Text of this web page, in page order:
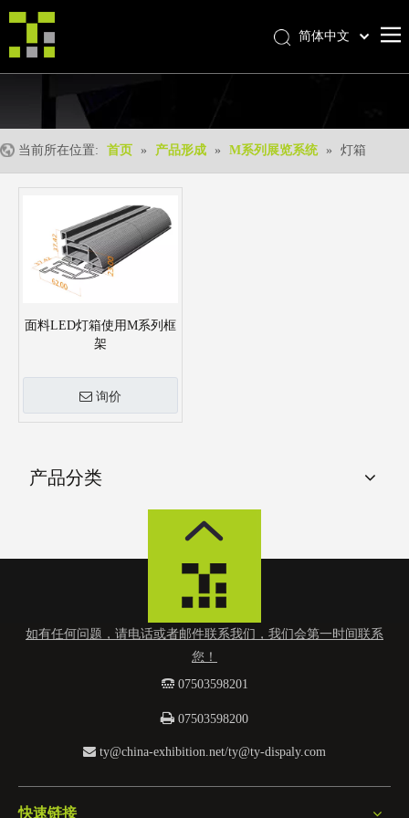
产品中心
产品形成
我们的优势
优质服务
新闻中心
联系我们
简体中文
日本語
Pусский
当前所在位置: 首页 » 产品形成 » M系列展览系统 » 灯箱
面料LED灯箱使用M系列框
架
询价
产品分类
如有任何问题，请电话或者邮件联系我们，我们会第一时间联系
您！
 07503598201
 07503598200
 ty@china-exhibition.net/ty@ty-dispaly.com
快速链接